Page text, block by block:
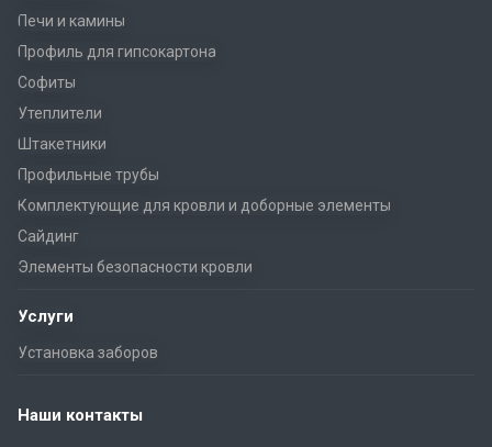
Печи и камины
Профиль для гипсокартона
Софиты
Утеплители
Штакетники
Профильные трубы
Комплектующие для кровли и доборные элементы
Сайдинг
Элементы безопасности кровли
Услуги
Установка заборов
Наши контакты